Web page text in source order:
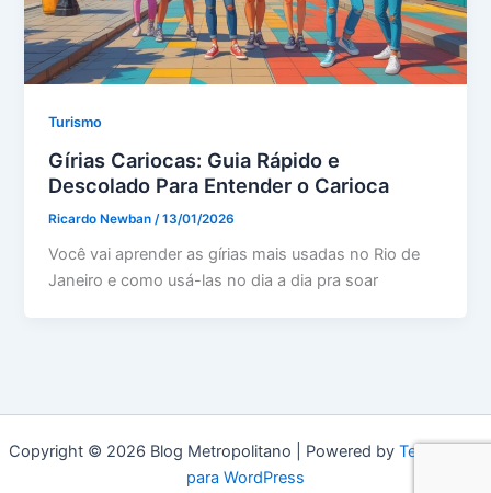
Turismo
Gírias Cariocas: Guia Rápido e
Descolado Para Entender o Carioca
Ricardo Newban /13/01/2026
Você vai aprender as gírias mais usadas no Rio de
Janeiro e como usá-las no dia a dia pra soar
Copyright © 2026 Blog Metropolitano | Powered by Tema Astra
para WordPress